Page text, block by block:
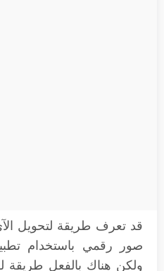
قد تعرف طريقة لتحويل
صور رقمي باستخدام
ولكن هناك بالفعل طريقة